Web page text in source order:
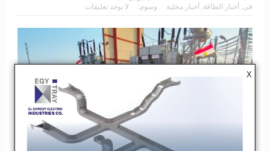
فى: أخبار الطاقة, أخبار محلية وسوم: لا يوجد تعليقات
X